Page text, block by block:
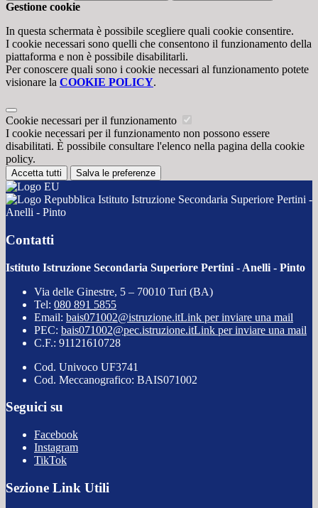
Gestione cookie
In questa schermata è possibile scegliere quali cookie consentire.
I cookie necessari sono quelli che consentono il funzionamento della
piattaforma e non è possibile disabilitarli.
Per conoscere quali sono i cookie necessari al funzionamento potete
visionare la COOKIE POLICY.
Cookie necessari per il funzionamento
I cookie necessari per il funzionamento non possono essere
disabilitati. È possibile consultare l'elenco nella pagina della cookie
policy.
Accetta tutti Salva le preferenze
Istituto Istruzione Secondaria Superiore Pertini -
Anelli - Pinto
Contatti
Istituto Istruzione Secondaria Superiore Pertini - Anelli - Pinto
Via delle Ginestre, 5 – 70010 Turi (BA)
Tel: 080 891 5855
Email: bais071002@istruzione.itLink per inviare una mail
PEC: bais071002@pec.istruzione.itLink per inviare una mail
C.F.: 91121610728
Cod. Univoco UF3741
Cod. Meccanografico: BAIS071002
Seguici su
Facebook
Instagram
TikTok
Sezione Link Utili